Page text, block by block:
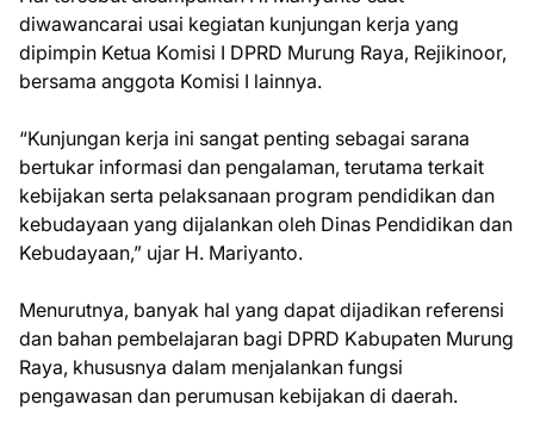
diwawancarai usai kegiatan kunjungan kerja yang
dipimpin Ketua Komisi I DPRD Murung Raya, Rejikinoor,
bersama anggota Komisi I lainnya.
“Kunjungan kerja ini sangat penting sebagai sarana
bertukar informasi dan pengalaman, terutama terkait
kebijakan serta pelaksanaan program pendidikan dan
kebudayaan yang dijalankan oleh Dinas Pendidikan dan
Kebudayaan,” ujar H. Mariyanto.
Menurutnya, banyak hal yang dapat dijadikan referensi
dan bahan pembelajaran bagi DPRD Kabupaten Murung
Raya, khususnya dalam menjalankan fungsi
pengawasan dan perumusan kebijakan di daerah.